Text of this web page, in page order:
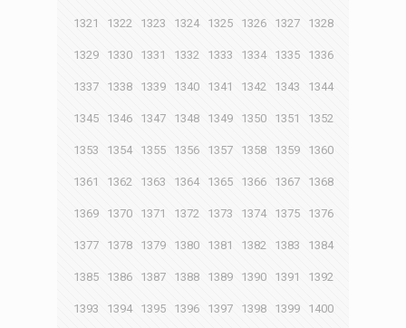
1321 1322 1323 1324 1325 1326 1327 1328
1329 1330 1331 1332 1333 1334 1335 1336
1337 1338 1339 1340 1341 1342 1343 1344
1345 1346 1347 1348 1349 1350 1351 1352
1353 1354 1355 1356 1357 1358 1359 1360
1361 1362 1363 1364 1365 1366 1367 1368
1369 1370 1371 1372 1373 1374 1375 1376
1377 1378 1379 1380 1381 1382 1383 1384
1385 1386 1387 1388 1389 1390 1391 1392
1393 1394 1395 1396 1397 1398 1399 1400